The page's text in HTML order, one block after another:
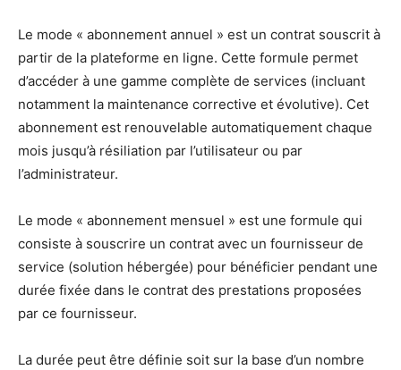
Le mode « abonnement annuel » est un contrat souscrit à
partir de la plateforme en ligne. Cette formule permet
d’accéder à une gamme complète de services (incluant
notamment la maintenance corrective et évolutive). Cet
abonnement est renouvelable automatiquement chaque
mois jusqu’à résiliation par l’utilisateur ou par
l’administrateur.
Le mode « abonnement mensuel » est une formule qui
consiste à souscrire un contrat avec un fournisseur de
service (solution hébergée) pour bénéficier pendant une
durée fixée dans le contrat des prestations proposées
par ce fournisseur.
La durée peut être définie soit sur la base d’un nombre